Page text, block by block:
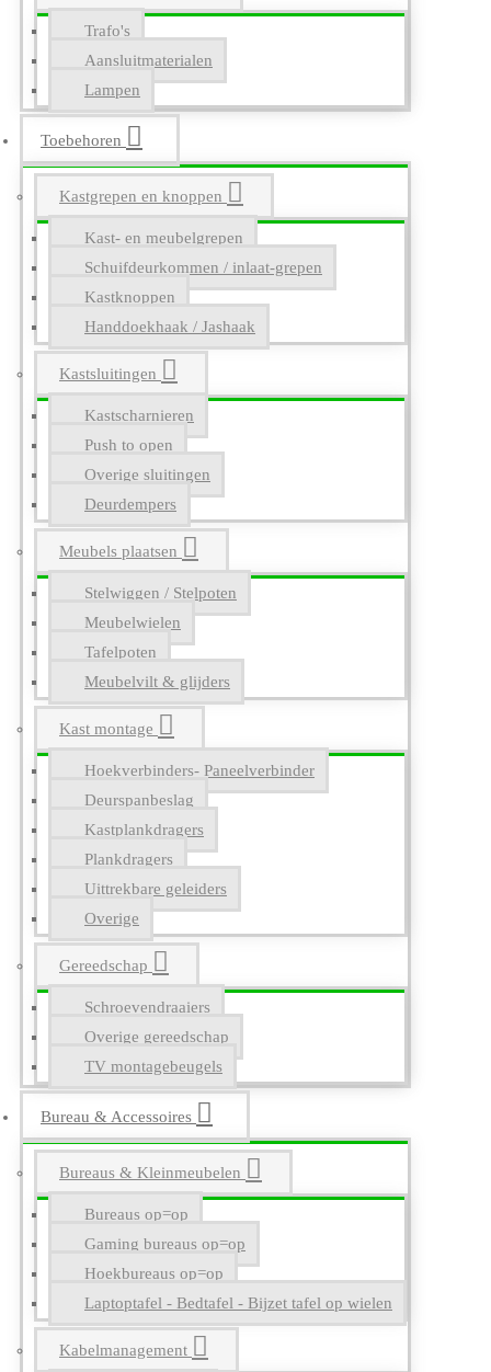
Trafo's
Aansluitmaterialen
Lampen
Toebehoren
Kastgrepen en knoppen
Kast- en meubelgrepen
Schuifdeurkommen / inlaat-grepen
Kastknoppen
Handdoekhaak / Jashaak
Kastsluitingen
Kastscharnieren
Push to open
Overige sluitingen
Deurdempers
Meubels plaatsen
Stelwiggen / Stelpoten
Meubelwielen
Tafelpoten
Meubelvilt & glijders
Kast montage
Hoekverbinders- Paneelverbinder
Deurspanbeslag
Kastplankdragers
Plankdragers
Uittrekbare geleiders
Overige
Gereedschap
Schroevendraaiers
Overige gereedschap
TV montagebeugels
Bureau & Accessoires
Bureaus & Kleinmeubelen
Bureaus op=op
Gaming bureaus op=op
Hoekbureaus op=op
Laptoptafel - Bedtafel - Bijzet tafel op wielen
Kabelmanagement